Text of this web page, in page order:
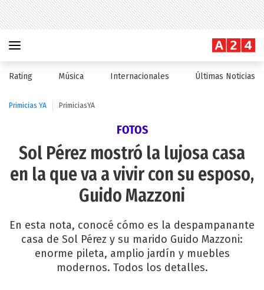
Rating Música Internacionales Últimas Noticias
Primicias YA PrimiciasYA
FOTOS
Sol Pérez mostró la lujosa casa
en la que va a vivir con su esposo,
Guido Mazzoni
En esta nota, conocé cómo es la despampanante
casa de Sol Pérez y su marido Guido Mazzoni:
enorme pileta, amplio jardín y muebles
modernos. Todos los detalles.